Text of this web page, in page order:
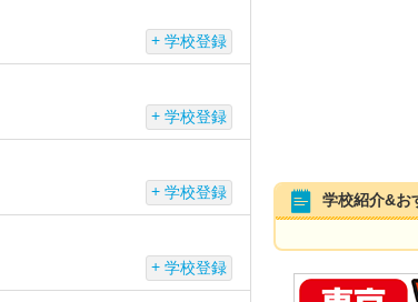
学校登録
学校登録
学校登録
学校登録
学校紹介&お